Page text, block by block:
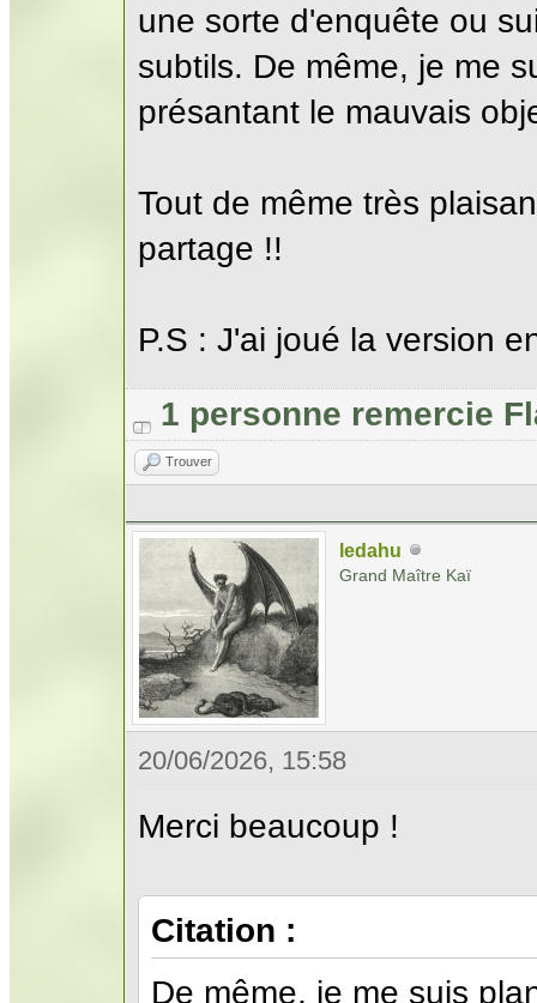
une sorte d'enquête ou
subtils. De même, je me
présantant le mauvais
Tout de même très
partage !!
P.S : J'ai joué la version
1 personne remercie
Trouver
ledahu
Grand Maître Kaï
20/06/2026, 15:58
Merci beaucoup !
Citation :
De même, je me suis